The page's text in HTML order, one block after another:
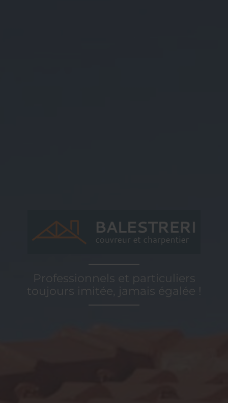
Professionnels et particuliers
toujours imitée, jamais égalée !